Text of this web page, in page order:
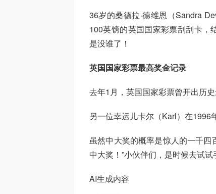
36岁的桑德拉·德维恩（Sandra
100英镑的英国国家彩票刮刮卡，
是没谁了！
英国国家彩票最高奖金记录
去年1月，英国国家彩票曾开出历
另一位幸运儿卡尔（Karl）在1996
虽然中大奖的概率是惊人的一千四
中大奖！”小伙伴们，是时候去试
AI生成内容